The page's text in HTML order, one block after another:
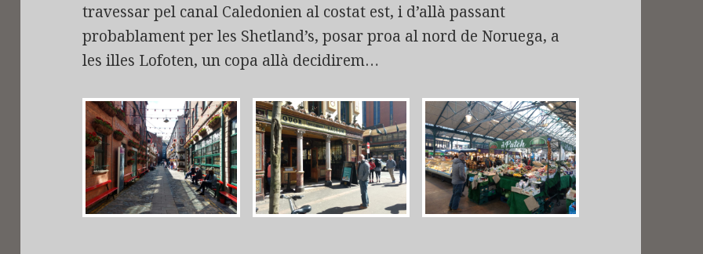
travessar pel canal Caledonien al costat est, i d’allà passant
probablament per les Shetland’s, posar proa al nord de Noruega, a
les illes Lofoten, un copa allà decidirem…